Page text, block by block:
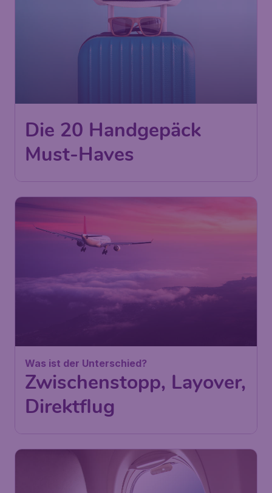
Die 20 Handgepäck
Must-Haves
Was ist der Unterschied?
Zwischenstopp, Layover,
Direktflug